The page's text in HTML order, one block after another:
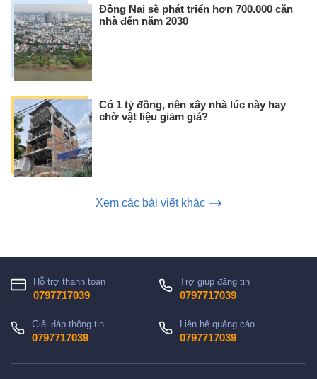
Đồng Nai sẽ phát triển hơn 700.000 căn
nhà đến năm 2030
Có 1 tỷ đồng, nên xây nhà lúc này hay
chờ vật liệu giảm giá?
Xem các bài viết khác
Hỗ trợ thanh toán
0797717039
Trợ giúp đăng tin
0797717039
Giải đáp thông tin
0797717039
Liên hệ quảng cáo
0797717039